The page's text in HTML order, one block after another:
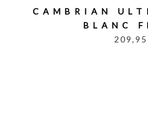
CAMBRIAN
BLANC
209,95